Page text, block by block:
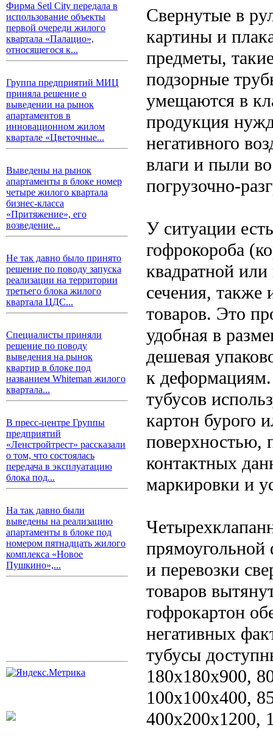
Фирма Setl City передала в
использование объекты
первой очереди жилого
квартала «Палацио»,
относящегося к...
Группа предприятий МИЦ
приняла решение о
выведении на рынок
апартаментов в
инновационном жилом
квартале «Цветочные...
Выведены на рынок
апартаменты в блоке номер
четыре жилого квартала
бизнес-класса
«Притяжение», его
возведение...
Не так давно было принято
решение по поводу запуска
реализации на территории
третьего блока жилого
квартала ЦДС...
Специалисты приняли
решение по поводу
выведения на рынок
квартир в блоке под
названием Whiteman жилого
квартала...
В пресс-центре Группы
предприятий
«Ленстройтрест» рассказали
о том, что состоялась
передача в эксплуатацию
блока под...
На так давно были
выведены на реализацию
апартаменты в блоке под
номером пятнадцать жилого
комплекса «Новое
Пушкино»,...
Свернутые в
картины и
предметы,
подзорные
умещаются в
продукция
негативного
влаги и пыли
погрузочно-
У ситуации
гофрокороба
квадратной
сечения, также
товаров. Это
удобная в
дешевая
к деформациям.
тубусов
картон бурого
поверхностью,
контактных
маркировки и
и перевозки
товаров
гофрокартон
негативных
тубусы
180х180х900,
100х100х400,
400х200х1200,